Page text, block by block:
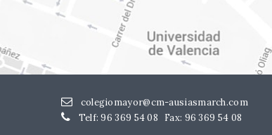
colegiomayor@cm-ausiasmarch.com
Telf: 96 369 54 08
Fax: 96 369 54 08